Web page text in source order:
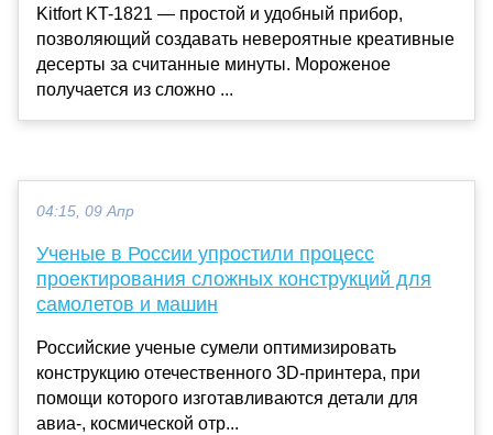
Kitfort KT-1821 — простой и удобный прибор,
позволяющий создавать невероятные креативные
десерты за считанные минуты. Мороженое
получается из сложно ...
04:15, 09 Апр
Ученые в России упростили процесс
проектирования сложных конструкций для
самолетов и машин
Российские ученые сумели оптимизировать
конструкцию отечественного 3D-принтера, при
помощи которого изготавливаются детали для
авиа-, космической отр...